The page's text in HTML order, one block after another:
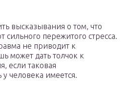
высказывания о том, что
сильного пережитого стресса.
не приводит к
может дать толчок к
если таковая
человека имеется.